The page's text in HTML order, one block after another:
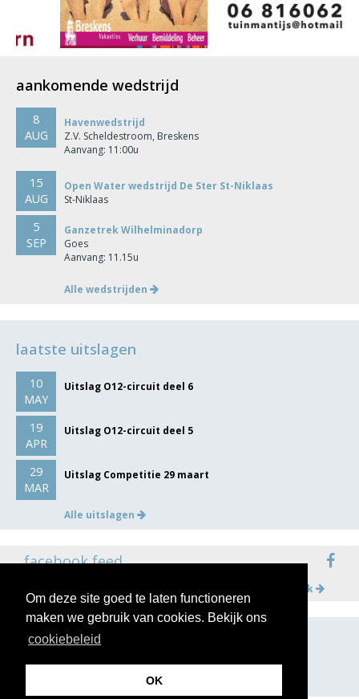
Om deze site goed te laten functioneren
maken we gebruik van cookies. Bekijk ons
cookiebeleid
OK
aankomende wedstrijd
8
AUG
Havenwedstrijd
Z.V. Scheldestroom, Breskens
Aanvang: 11:00u
15
AUG
Open Water wedstrijd De Ster St-Niklaas
St-Niklaas
5
SEP
Ganzetrek Wilhelminadorp
Goes
Aanvang: 11.15u
Alle wedstrijden
laatste uitslagen
10
MAY
Uitslag O12-circuit deel 6
19
APR
Uitslag O12-circuit deel 5
29
MAR
Uitslag Competitie 29 maart
Alle uitslagen
facebook feed
Meer op facebook
volg ons op